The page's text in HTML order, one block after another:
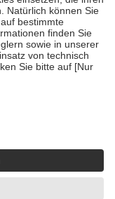
die von der
echte Bewertungen
künstlicher